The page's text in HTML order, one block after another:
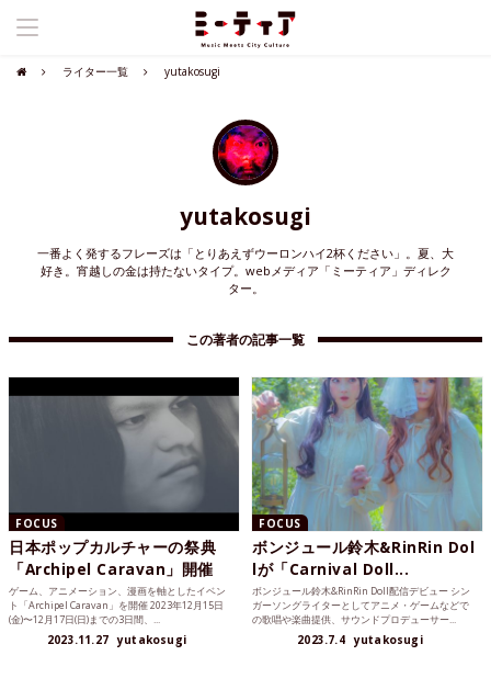
ライター一覧 yutakosugi
yutakosugi
一番よく発するフレーズは「とりあえずウーロンハイ2杯ください」。夏、大
好き。宵越しの金は持たないタイプ。webメディア「ミーティア」ディレク
ター。
この著者の記事一覧
FOCUS
日本ポップカルチャーの祭典
「Archipel Caravan」開催
ゲーム、アニメーション、漫画を軸としたイベン
ト「Archipel Caravan」を開催 2023年12月15日
(金)〜12月17日(日)までの3日間、...
2023.11.27 yutakosugi
FOCUS
ボンジュール鈴木&RinRin Dol
lが「Carnival Doll...
ボンジュール鈴木&RinRin Doll配信デビュー シン
ガーソングライターとしてアニメ・ゲームなどで
の歌唱や楽曲提供、サウンドプロデューサー...
2023.7.4 yutakosugi